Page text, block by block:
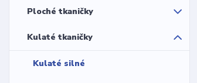
Ploché tkaničky
Kulaté tkaničky
Kulaté silné